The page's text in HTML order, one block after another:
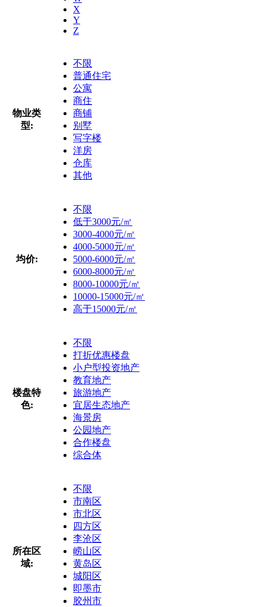
X
Y
Z
物业类
型:
不限
普通住宅
公寓
商住
商铺
别墅
写字楼
洋房
仓库
其他
均价:
不限
低于3000元/㎡
3000-4000元/㎡
4000-5000元/㎡
5000-6000元/㎡
6000-8000元/㎡
8000-10000元/㎡
10000-15000元/㎡
高于15000元/㎡
楼盘特
色:
不限
打折优惠楼盘
小户型投资地产
教育地产
旅游地产
宜居生态地产
海景房
公园地产
合作楼盘
综合体
所在区
域:
不限
市南区
市北区
四方区
李沧区
崂山区
黄岛区
城阳区
即墨市
胶州市